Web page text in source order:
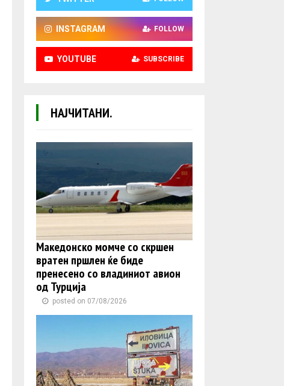
INSTAGRAM FOLLOW
YOUTUBE SUBSCRIBE
НАЈЧИТАНИ.
Македонско момче со скршен
вратен пршлен ќе биде
пренесено со владиниот авион
од Турција
posted on 07/08/2026